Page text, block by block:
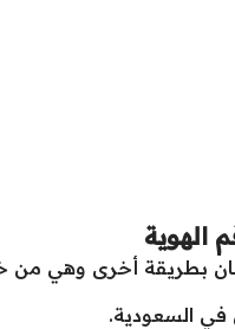
الهوية
بطريقة أخرى وهي من
السعودية.